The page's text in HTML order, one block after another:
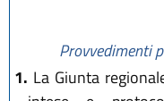
Provvedimenti
1. La Giunta